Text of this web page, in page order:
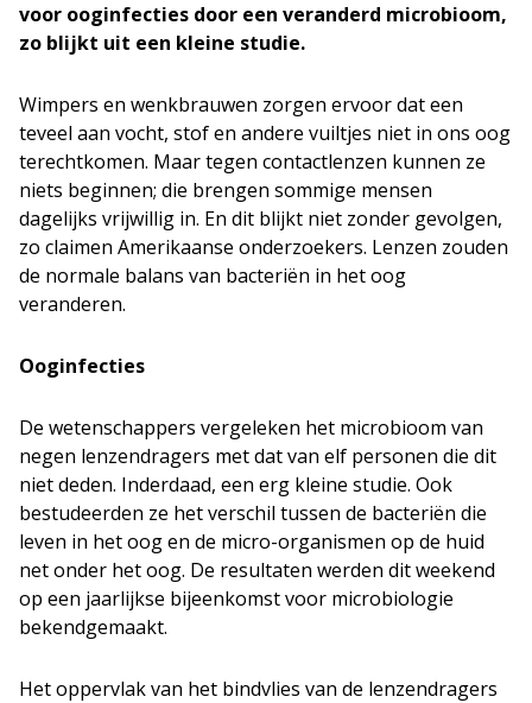
voor ooginfecties door een veranderd microbioom,
zo blijkt uit een kleine studie.
Wimpers en wenkbrauwen zorgen ervoor dat een
teveel aan vocht, stof en andere vuiltjes niet in ons oog
terechtkomen. Maar tegen contactlenzen kunnen ze
niets beginnen; die brengen sommige mensen
dagelijks vrijwillig in. En dit blijkt niet zonder gevolgen,
zo claimen Amerikaanse onderzoekers. Lenzen zouden
de normale balans van bacteriën in het oog
veranderen.
Ooginfecties
De wetenschappers vergeleken het microbioom van
negen lenzendragers met dat van elf personen die dit
niet deden. Inderdaad, een erg kleine studie. Ook
bestudeerden ze het verschil tussen de bacteriën die
leven in het oog en de micro-organismen op de huid
net onder het oog. De resultaten werden dit weekend
op een jaarlijkse bijeenkomst voor microbiologie
bekendgemaakt.
Het oppervlak van het bindvlies van de lenzendragers